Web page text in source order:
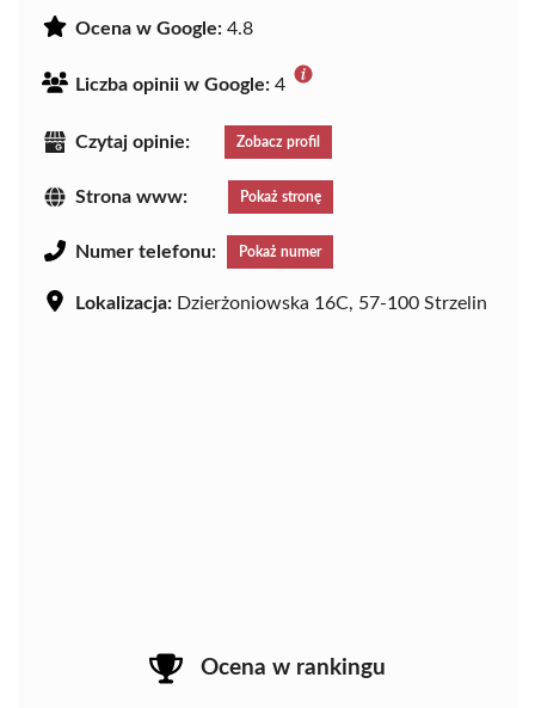
Ocena w Google: 4.8
Liczba opinii w Google: 4
Czytaj opinie: Zobacz profil
Strona www: Pokaż stronę
Numer telefonu: Pokaż numer
Lokalizacja: Dzierżoniowska 16C, 57-100 Strzelin
Ocena w rankingu